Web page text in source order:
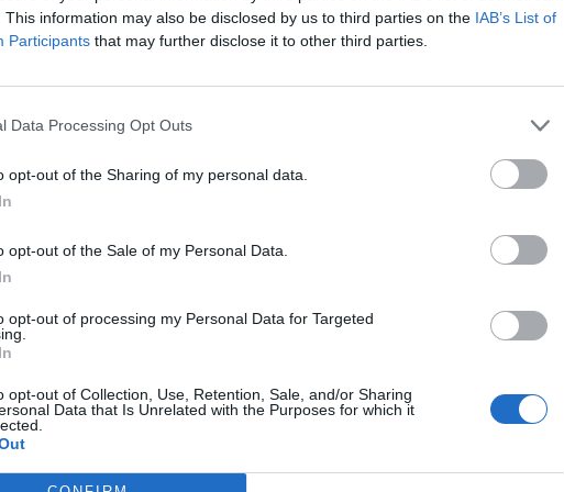
This information may also be disclosed by us to third parties on the IAB’s List of
Participants that may further disclose it to other third parties.
Data Processing Opt Outs
opt-out of the Sharing of my personal data.
opt-out of the Sale of my Personal Data.
opt-out of processing my Personal Data for Targeted
opt-out of Collection, Use, Retention, Sale, and/or Sharing
Data that Is Unrelated with the Purposes for which it
Ιουλίου στο Αθλητικό Κέντρο Καρπενησίου
Λαμίας «Αθ. Διάκος»
ΔΑΚ Λαμίας «Αθ. Διάκος»
Αγρίνιο θα πραγματοποιηθεί φιλικός
8 Αυγούστου στο Emileon και με την
αγώνας με τονΑπόλλωνα Σμύρνης
προετοιμασίας θα είναι οι
Ντίαζ
ότι ο Παναιτωλικός έχει μέχρι στιγμής
Διαμαντή Χουχούμη, Μπράιαν Λουί,
.
δεν έχει ακόμη ολοκληρωθεί.Δεδομένα ο